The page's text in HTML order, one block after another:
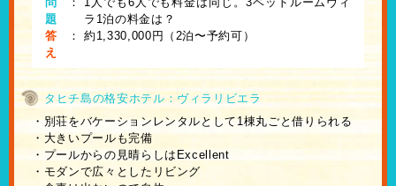
題
ラ1泊の料金は？
答
え
： 約1,330,000円（2泊〜予約可）
タヒチ島の格安ホテル：ヴィラリビエラ
・別荘をバケーションレンタルとして1棟丸ごと借りられる
・大きいプールも完備
・プールからの見晴らしはExcellent
・モダンで広々としたリビング